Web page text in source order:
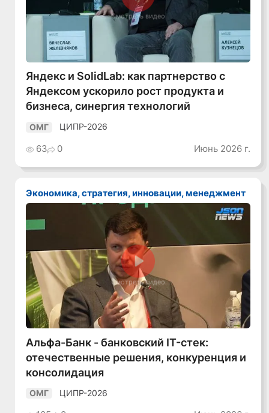
Смотреть видео
Яндекс и SolidLab: как партнерство с
Яндексом ускорило рост продукта и
бизнеса, синергия технологий
ОМГ ЦИПР-2026
63 0 Июнь 2026 г.
Экономика, стратегия, инновации, менеджмент
Смотреть видео
Альфа-Банк - банковский IT-стек:
отечественные решения, конкуренция и
консолидация
ОМГ ЦИПР-2026